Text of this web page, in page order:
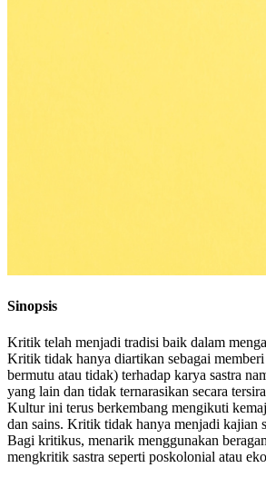
Sinopsis
Kritik telah menjadi tradisi baik dalam
Kritik tidak hanya diartikan sebagai
bermutu atau tidak) terhadap karya sastra
yang lain dan tidak ternarasikan secara
Kultur ini terus berkembang mengikuti
dan sains. Kritik tidak hanya menjadi kajian
Bagi kritikus, menarik menggunakan
mengkritik sastra seperti poskolonial atau